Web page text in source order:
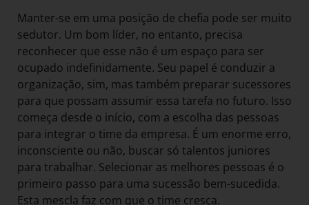
Manter-se em uma posição de chefia pode ser muito
sedutor. Um bom líder, no entanto, precisa
reconhecer que esse não é um espaço para ser
ocupado indefinidamente. Seu papel é conduzir a
organização, sim, mas também preparar sucessores
para que possam assumir essa tarefa no futuro. Isso
começa desde o início, com a escolha das pessoas
para integrar o time da empresa. É um enorme erro,
inconsciente ou não, buscar só talentos juniores
para trabalhar. Selecionar as melhores pessoas é o
primeiro passo para uma sucessão bem-sucedida.
Esta mescla faz com que o time cresça.